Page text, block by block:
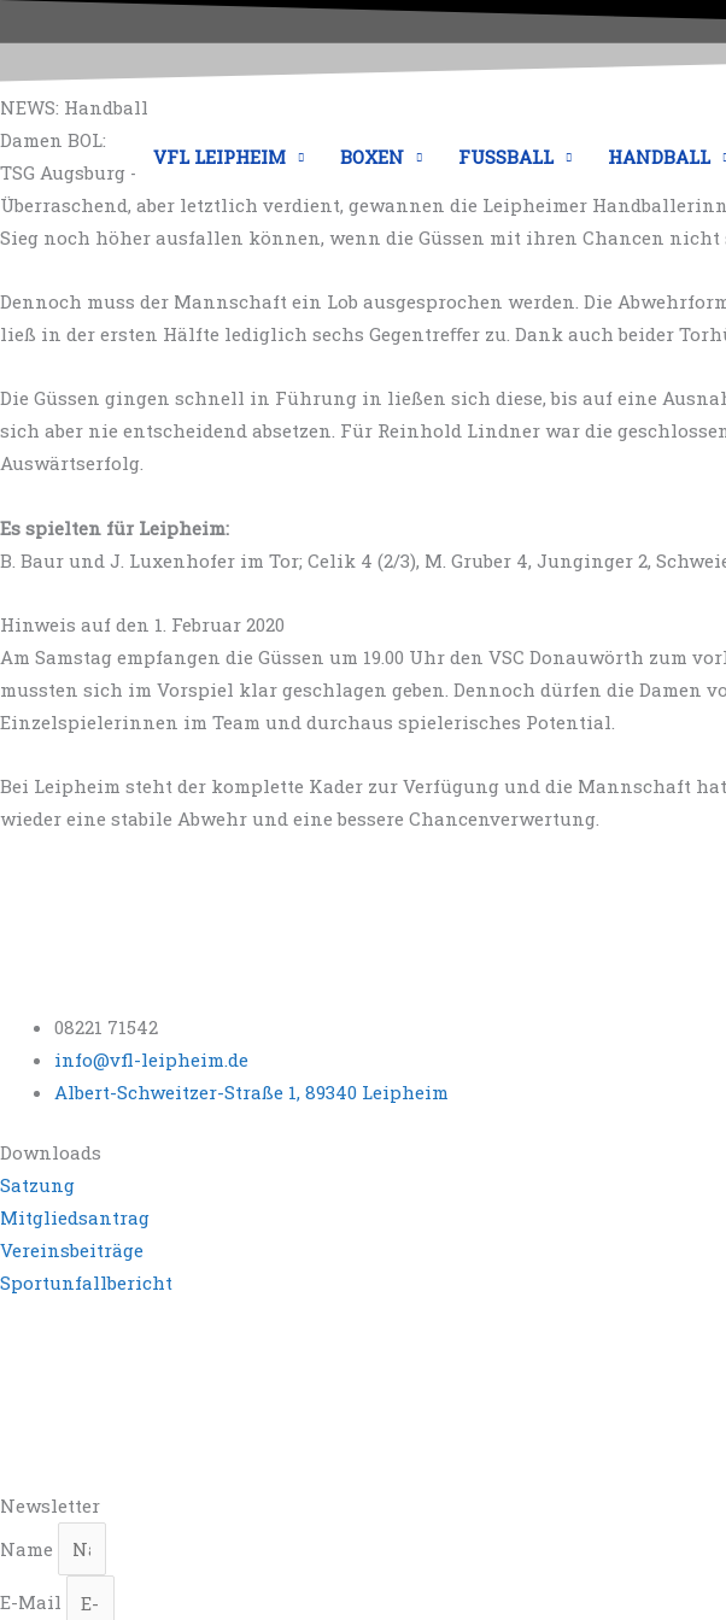
Inhalt
springen
VFL LEIPHEIM BOXEN FUSSBALL HANDBALL
NEWS: Handball
Damen BOL:
TSG Augsburg - VfL Leipheim
Überraschend, aber letztlich verdient, gewannen die Leipheimer
Sieg noch höher ausfallen können, wenn die Güssen mit ihren Chancen nicht
Dennoch muss der Mannschaft ein Lob ausgesprochen werden. Die
ließ in der ersten Hälfte lediglich sechs Gegentreﬀer zu. Dank auch beider
Die Güssen gingen schnell in Führung in ließen sich diese, bis auf eine
sich aber nie entscheidend absetzen. Für Reinhold Lindner war die
Auswärtserfolg.
Es spielten für Leipheim:
B. Baur und J. Luxenhofer im Tor; Celik 4 (2/3), M. Gruber 4, Junginger 2,
Hinweis auf den 1. Februar 2020
Am Samstag empfangen die Güssen um 19.00 Uhr den VSC Donauwörth zum
mussten sich im Vorspiel klar geschlagen geben. Dennoch dürfen die
Einzelspielerinnen im Team und durchaus spielerisches Potential.
Bei Leipheim steht der komplette Kader zur Verfügung und die Mannschaft
wieder eine stabile Abwehr und eine bessere Chancenverwertung.
08221 71542
info@vfl-leipheim.de
Albert-Schweitzer-Straße 1, 89340 Leipheim
Downloads
Satzung
Mitgliedsantrag
Vereinsbeiträge
Sportunfallbericht
Newsletter
Name
E-Mail